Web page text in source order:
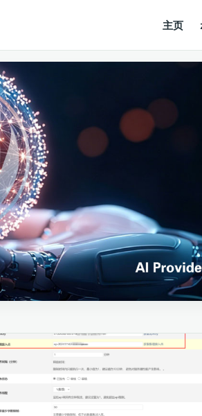
主页